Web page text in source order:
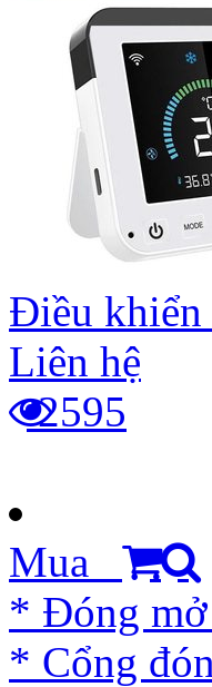
Điều khiển
Liên hệ
2595
Mua
* Đóng mở
* Cổng